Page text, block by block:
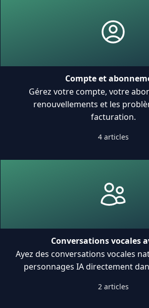
Compte et
Gérez votre compte, votre
renouvellements et les
facturation.
4 articles
Conversations vocales
Ayez des conversations vocales
personnages IA directement
2 articles